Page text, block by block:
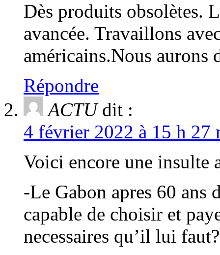
Dès produits obsolètes.
avancée. Travaillons
américains.Nous aurons
Répondre
ACTU dit :
4 février 2022 à 15 h 27
Voici encore une insulte
-Le Gabon apres 60 ans
capable de choisir et
necessaires qu’il lui faut?